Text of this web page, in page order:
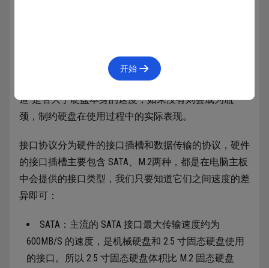
本身读写速度的上限。但硬盘本身读写速度并不代表实
际速度，还受接口和协议的影响，即传输数据的“管
道”是否大于硬盘本身的速度，如果没有则会成为瓶
颈，制约硬盘在使用过程中的实际表现。
接口协议分为硬件的接口插槽和数据传输的协议，硬件
的接口插槽主要包含 SATA、M.2两种，都是在电脑主板
中会提供的接口类型，我们只要知道它们之间速度的差
异即可：
SATA：主流的 SATA 接口最大传输速度约为
600MB/S 的速度，是机械硬盘和 2.5 寸固态硬盘使用
的接口。所以 2.5 寸固态硬盘体积比 M.2 固态硬盘
开始